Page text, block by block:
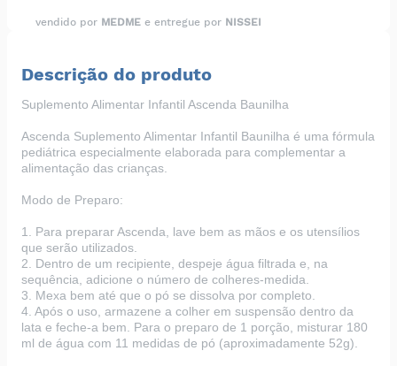
vendido por MEDME e entregue por NISSEI
Descrição do produto
Suplemento Alimentar Infantil Ascenda Baunilha
Ascenda Suplemento Alimentar Infantil Baunilha é uma fórmula
pediátrica especialmente elaborada para complementar a
alimentação das crianças.
Modo de Preparo:
1. Para preparar Ascenda, lave bem as mãos e os utensílios
que serão utilizados.
2.
Dentro de um recipiente, despeje água filtrada e, na
sequência, adicione o número de colheres-medida.
3.
Mexa bem até que o pó se dissolva por completo.
4. Após o uso, armazene a colher em suspensão dentro da
lata e feche-a bem. Para o preparo de 1 porção, misturar 180
ml de água com 11 medidas de pó (aproximadamente 52g).